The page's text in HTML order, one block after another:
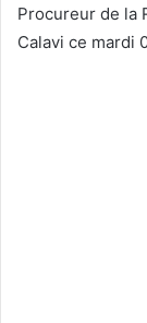
Procureur de la
Calavi ce mardi